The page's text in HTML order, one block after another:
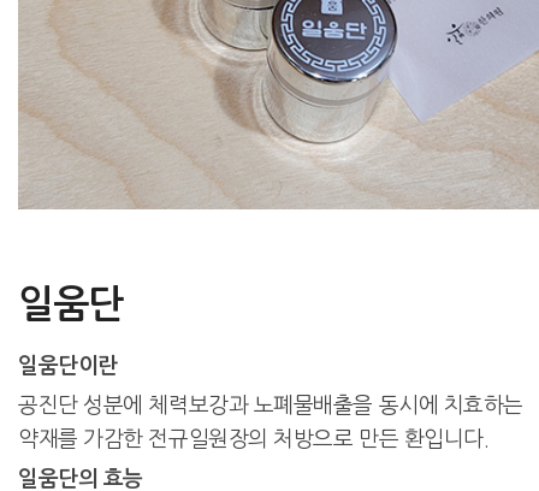
일움단
일움단이란
공진단 성분에 체력보강과 노폐물배출을 동시에 치효하는
약재를 가감한 전규일원장의 처방으로 만든 환입니다.
일움단의 효능